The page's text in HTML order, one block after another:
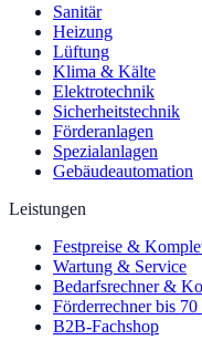
Sanitär
Heizung
Lüftung
Klima & Kälte
Elektrotechnik
Sicherheitstechnik
Förderanlagen
Spezialanlagen
Gebäudeautomation
Leistungen
Festpreise &
Wartung & Service
Bedarfsrechner &
Förderrechner bis 70
B2B-Fachshop